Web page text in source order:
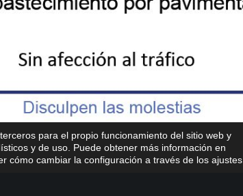
para el propio funcionamiento del sitio web y
y de uso. Puede obtener más información en
cómo cambiar la configuración a través de los ajustes